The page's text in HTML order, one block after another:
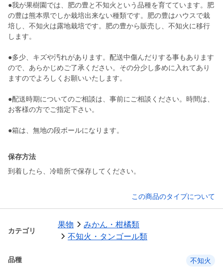
●我が果樹園では、肥の豊と不知火という品種を育てています。肥
の豊は熊本県でしか栽培出来ない種類です。肥の豊はハウスで栽
培し、不知火は露地栽培です。肥の豊から販売し、不知火に移行
します。
●多少、キズや汚れがあります。配送中傷んだりする事もあります
ので、あらかじめご了承ください。その分少し多めに入れてあり
ますのでよろしくお願いいたします。
●配送時期についてのご相談は、事前にご相談ください。時間は、
お客様の方でご指定下さい。
保存方法
到着したら、冷暗所で保存してください。
この商品のタイプについて
カテゴリ
果物
みかん・柑橘類
不知火・タンゴール類
品種 不知火